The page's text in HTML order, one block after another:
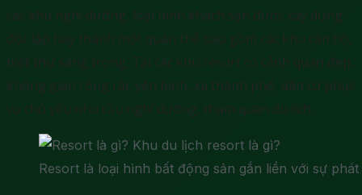
các khu nghỉ dưỡng, loại hình khách sạn được xây dựng
độc lập hay thành một quần thể bao gồm các khu căn hộ,
biệt thự sang trọng. Tại các khu resort có cảnh quan đẹp,
không gian rộng rãi, yên bình, xa thành phố, dân cư phục
vụ chủ yếu nhu cầu nghỉ dưỡng, tham quan du lịch.
Resort là loại hình bất động sản gắn liền với sự